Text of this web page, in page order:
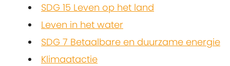
SDG 15 Leven op het land
Leven in het water
SDG 7 Betaalbare en duurzame energie
Klimaatactie